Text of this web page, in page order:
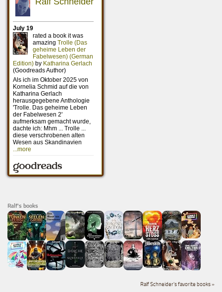
Ralf's books
Ralf Schneider's favorite books »